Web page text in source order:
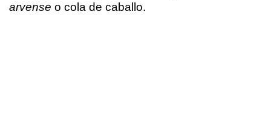
arvense o cola de caballo.